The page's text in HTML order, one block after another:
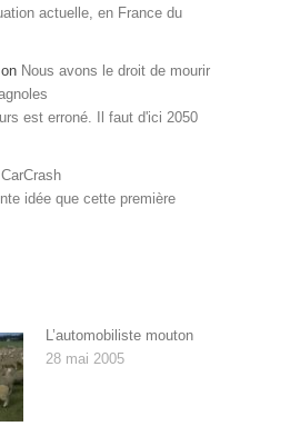
actuelle, en France du
on Nous avons le droit de mourir
est erroné. Il faut d'ici 2050
CarCrash
idée que cette première
L’automobiliste mouton
28 mai 2005